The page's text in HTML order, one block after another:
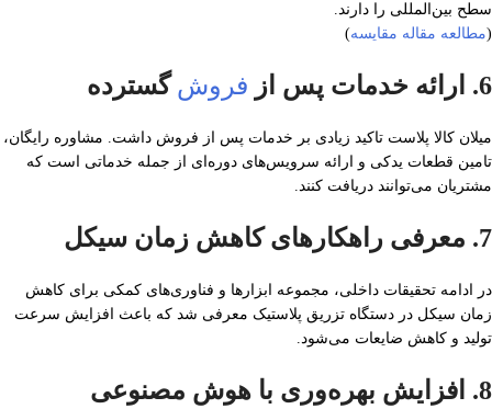
سطح بین‌المللی را دارند.
(مطالعه مقاله مقایسه)
6. ارائه خدمات پس از فروشگسترده
میلان کالا پلاست تاکید زیادی بر خدمات پس از فروش داشت. مشاوره رایگان،
تامین قطعات یدکی و ارائه سرویس‌های دوره‌ای از جمله خدماتی است که
مشتریان می‌توانند دریافت کنند.
7. معرفی راهکارهای کاهش زمان سیکل
در ادامه تحقیقات داخلی، مجموعه ابزارها و فناوری‌های کمکی برای کاهش
زمان سیکل در دستگاه تزریق پلاستیک معرفی شد که باعث افزایش سرعت
تولید و کاهش ضایعات می‌شود.
8. افزایش بهره‌وری با هوش مصنوعی